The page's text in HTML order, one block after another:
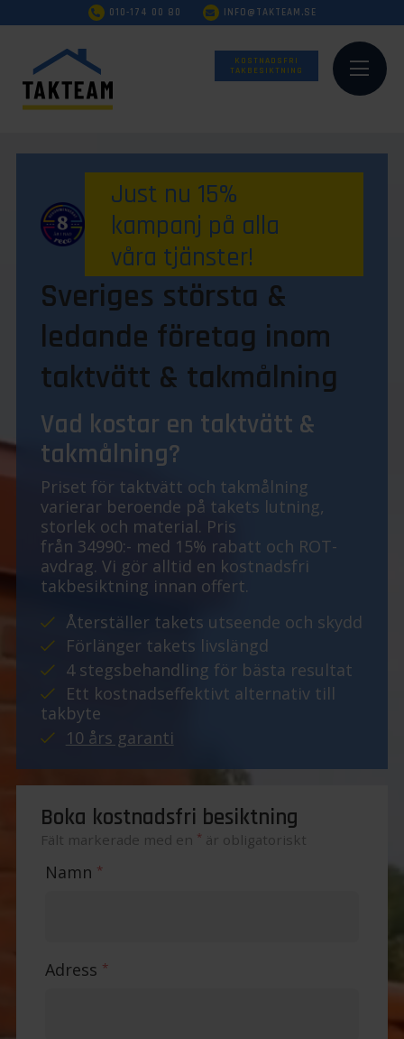
010-174 00 80 INFO@TAKTEAM.SE
KOSTNADSFRI
TAKBESIKTNING
Just nu 15%
kampanj på alla
våra tjänster!
Sveriges största &
ledande företag inom
taktvätt & takmålning
Vad kostar en taktvätt &
takmålning?
Priset för taktvätt och takmålning
varierar beroende på takets lutning,
storlek och material. Pris
från 34990:- med 15% rabatt och ROT-
avdrag. Vi gör alltid en kostnadsfri
takbesiktning innan offert.
Återställer takets utseende och skydd
Förlänger takets livslängd
4 stegsbehandling för bästa resultat
Ett kostnadseffektivt alternativ till
takbyte
10 års garanti
Boka kostnadsfri besiktning
Fält markerade med en * är obligatoriskt
Namn *
Adress *